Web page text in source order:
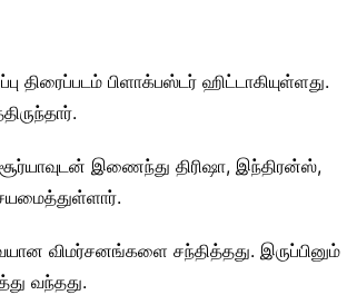
திரைப்படம் பிளாக்பஸ்டர் ஹிட்டாகியுள்ளது.
இணைந்து திரிஷா, இந்திரன்ஸ்,
விமர்சனங்களை சந்தித்தது. இருப்பினும்
வந்தது.